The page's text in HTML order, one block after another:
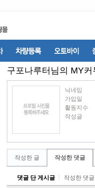
구포나루터 님의 MY커
닉네임
가입일
활동지수
작성글
작성한 글 작성한 댓글
댓글 단 게시글 작성한 댓글